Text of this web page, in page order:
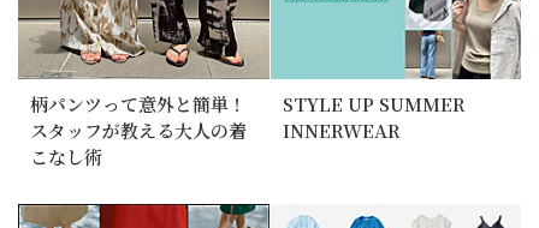
柄パンツって意外と簡単！
スタッフが教える大人の着
こなし術
STYLE UP SUMMER
INNERWEAR